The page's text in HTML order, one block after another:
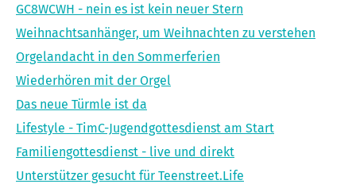
GC8WCWH - nein es ist kein neuer Stern
Weihnachtsanhänger, um Weihnachten zu verstehen
Orgelandacht in den Sommerferien
Wiederhören mit der Orgel
Das neue Türmle ist da
Lifestyle - TimC-Jugendgottesdienst am Start
Familiengottesdienst - live und direkt
Unterstützer gesucht für Teenstreet.Life